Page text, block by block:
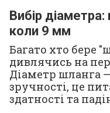
Вибір
коли 9 мм
Багато хто бере
дивлячись на
Діаметр шланга
зручності, це
здатності та